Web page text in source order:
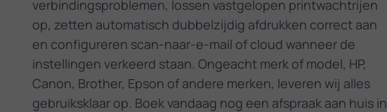
verbindingsproblemen, lossen vastgelopen printwachtrijen
op, zetten automatisch dubbelzijdig afdrukken correct aan
en configureren scan-naar-e-mail of cloud wanneer de
instellingen verkeerd staan. Ongeacht merk of model, HP,
Canon, Brother, Epson of andere merken, leveren wij alles
gebruiksklaar op. Boek vandaag nog een afspraak aan huis in